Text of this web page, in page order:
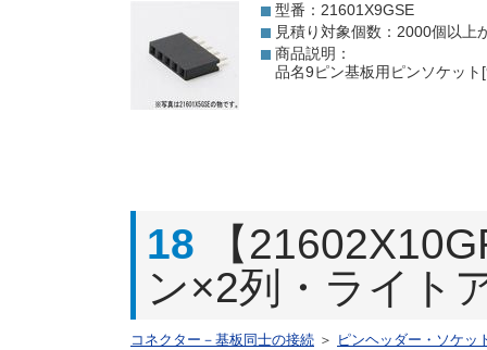
型番：21601X9GSE
見積り対象個数：2000個以上
商品説明：
品名9ピン基板用ピンソケッ
18
【
ン×2列・ライト
コネクター－基板同士の接続 ＞ ピンヘッダー・ソケッ